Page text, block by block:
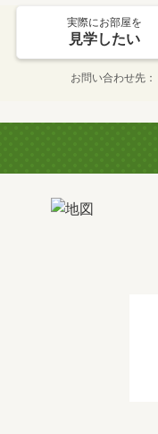
実際にお部屋を
見学したい
お問い合わせ先